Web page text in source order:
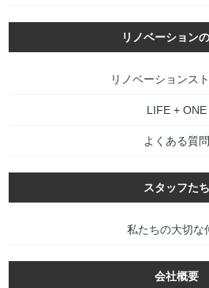
リノベーション
リノベーションス
LIFE + ONE
よくある質問
スタッフたち
私たちの大切な
会社概要